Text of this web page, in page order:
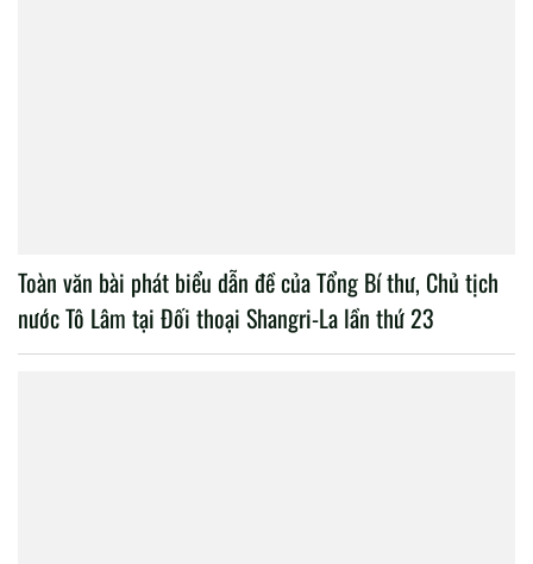
Toàn văn bài phát biểu dẫn đề của Tổng Bí thư, Chủ tịch
nước Tô Lâm tại Đối thoại Shangri-La lần thứ 23